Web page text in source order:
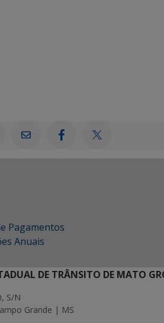
Pagamentos
Anuais
DE TRÂNSITO DE MATO
S/N
Grande | MS